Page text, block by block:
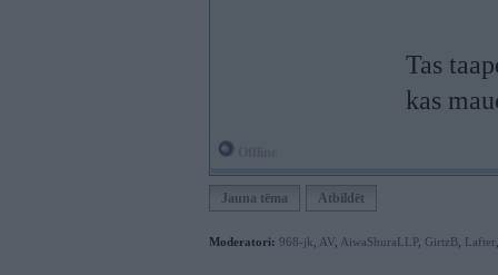
Tas
kas
Jauna tēma Atbildēt
Moderatori: 968-jk AV AiwaShuraLLP, GirtzB Lafter